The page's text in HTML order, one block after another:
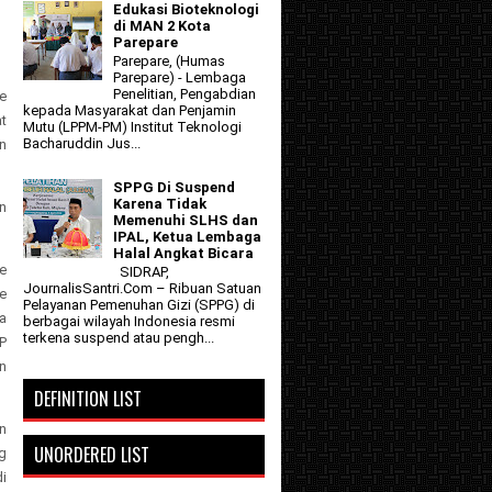
Edukasi Bioteknologi
di MAN 2 Kota
Parepare
Parepare, (Humas
Parepare) - Lembaga
Penelitian, Pengabdian
kepada Masyarakat dan Penjamin
Mutu (LPPM-PM) Institut Teknologi
Bacharuddin Jus...
SPPG Di Suspend
Karena Tidak
Memenuhi SLHS dan
IPAL, Ketua Lembaga
Halal Angkat Bicara
SIDRAP,
JournalisSantri.Com – Ribuan Satuan
Pelayanan Pemenuhan Gizi (SPPG) di
berbagai wilayah Indonesia resmi
terkena suspend atau pengh...
DEFINITION LIST
UNORDERED LIST